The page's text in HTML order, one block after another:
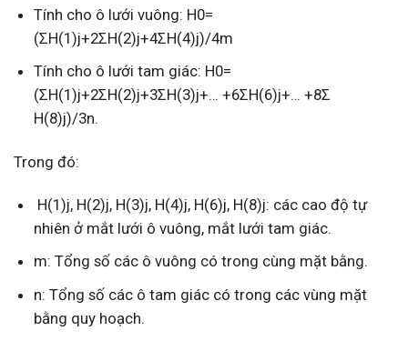
Tính cho ô lưới vuông: H0=
(ΣH(1)j+2ΣH(2)j+4ΣH(4)j)/4m
Tính cho ô lưới tam giác: H0=
(ΣH(1)j+2ΣH(2)j+3ΣH(3)j+… +6ΣH(6)j+… +8Σ
H(8)j)/3n.
Trong đó:
H(1)j, H(2)j, H(3)j, H(4)j, H(6)j, H(8)j: các cao độ tự
nhiên ở mắt lưới ô vuông, mắt lưới tam giác.
m: Tổng số các ô vuông có trong cùng mặt bằng.
n: Tổng số các ô tam giác có trong các vùng mặt
bằng quy hoạch.